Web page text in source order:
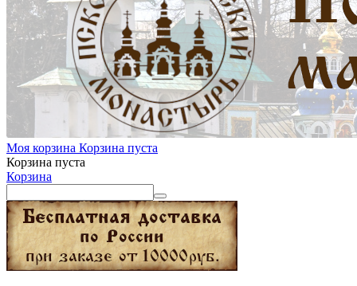
Моя корзина Корзина пуста
Корзина пуста
Корзина